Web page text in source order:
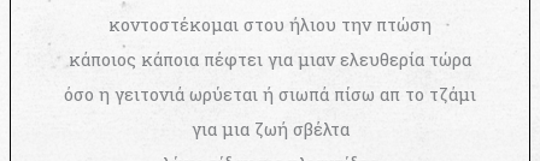
κοντοστέκομαι στου ήλιου την πτώση
κάποιος κάποια πέφτει για μιαν ελευθερία τώρα
όσο η γειτονιά ωρύεται ή σιωπά πίσω απ το τζάμι
για μια ζωή σβέλτα